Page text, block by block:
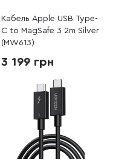
Кабель Apple USB Type-
C to MagSafe 3 2m Silver
(MW613)
3 199 грн